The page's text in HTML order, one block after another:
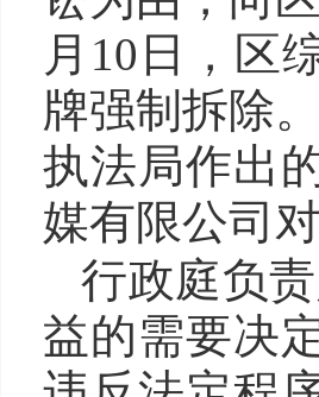
月10日，区
牌强制拆除
执法局作出
媒有限公司
行政庭负
益的需要决